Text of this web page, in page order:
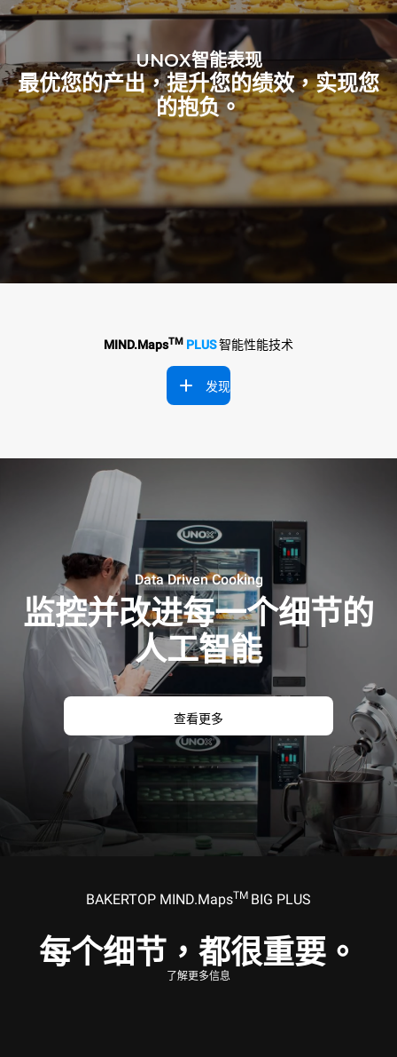
UNOX智能表现
最优您的产出，提升您的绩效，实现您
的抱负。
MIND.MapsTM PLUS智能性能技术
发现
Data Driven Cooking
监控并改进每一个细节的
人工智能
查看更多
BAKERTOP MIND.MapsTM BIG PLUS
每个细节，都很重要。
了解更多信息